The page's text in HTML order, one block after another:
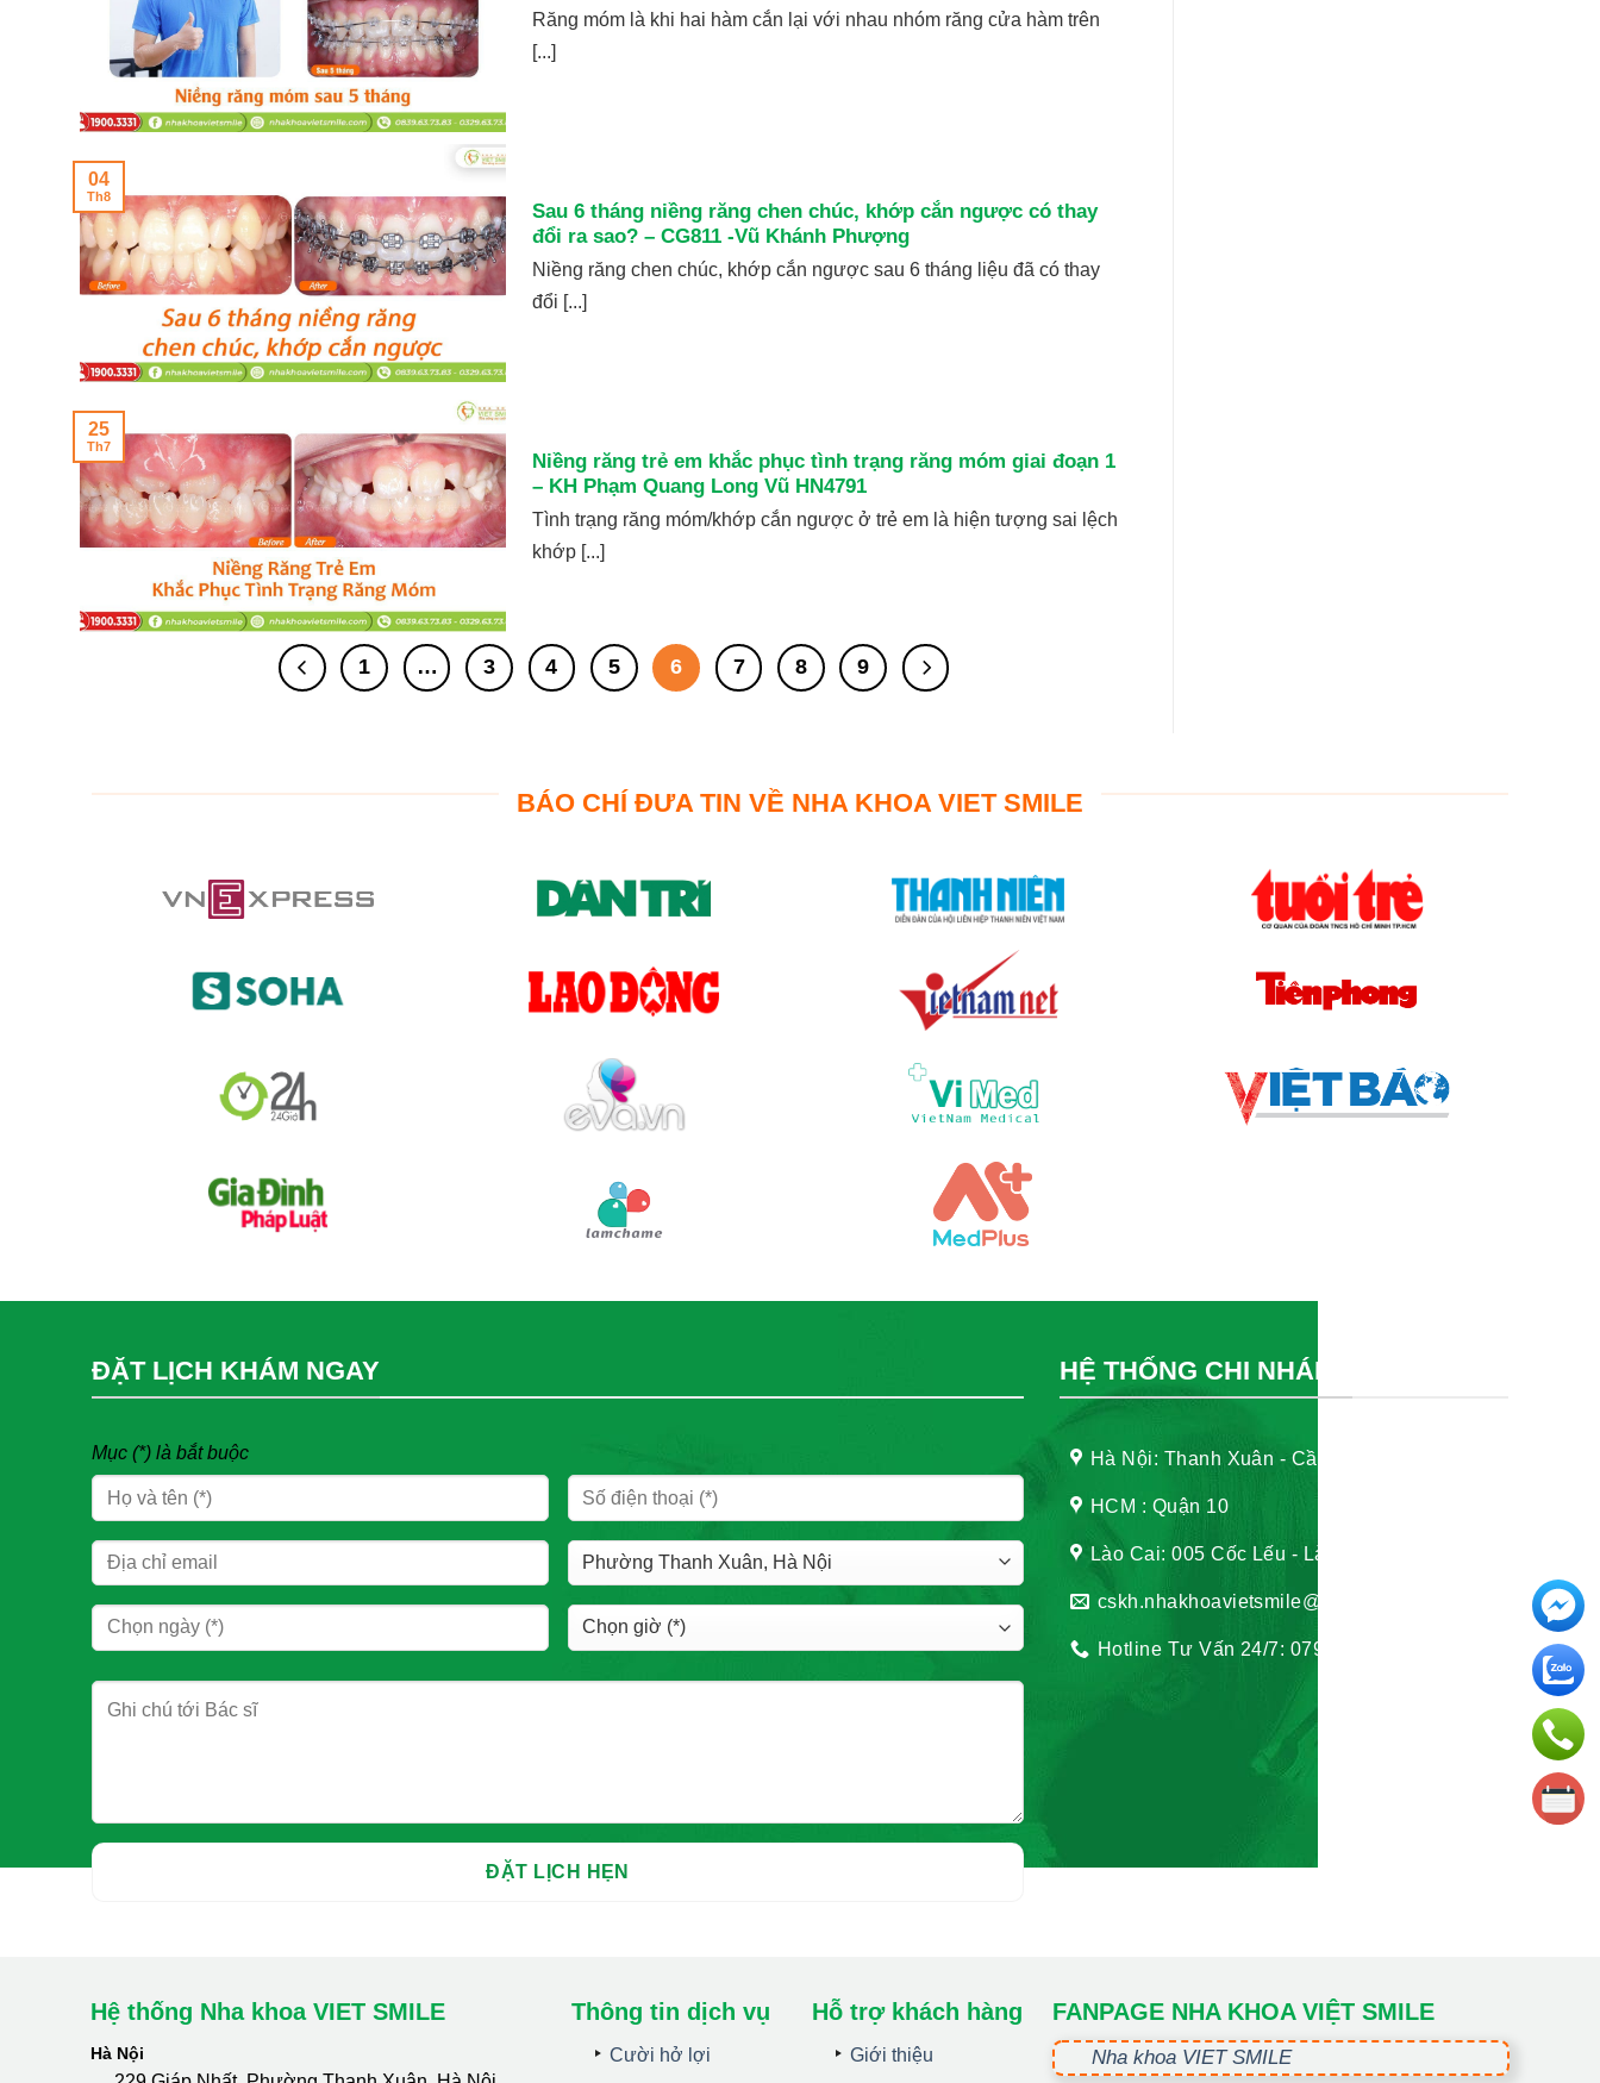
Răng móm là khi hai hàm cắn lại với nhau nhóm răng cửa hàm trên
[...]
Sau 6 tháng niềng răng chen chúc, khớp cắn ngược có thay
đổi ra sao? – CG811 -Vũ Khánh Phượng
Niềng răng chen chúc, khớp cắn ngược sau 6 tháng liệu đã có thay
đổi [...]
04
Th8
Niềng răng trẻ em khắc phục tình trạng răng móm giai đoạn 1
– KH Phạm Quang Long Vũ HN4791
Tình trạng răng móm/khớp cắn ngược ở trẻ em là hiện tượng sai lệch
khớp [...]
25
Th7
1 … 3 4 5 6 7 8 9
BÁO CHÍ ĐƯA TIN VỀ NHA KHOA VIET SMILE
ĐẶT LỊCH KHÁM NGAY
Mục (*) là bắt buộc
HỆ THỐNG CHI NHÁNH
Hà Nội: Thanh Xuân - Cầu Giấy
HCM : Quận 10
Lào Cai: 005 Cốc Lếu - Lào Cai
cskh.nhakhoavietsmile@gmail.com
Hotline Tư Vấn 24/7: 0796 111 888
Hệ thống Nha khoa VIET SMILE
Hà Nội
Thông tin dịch vụ
Cười hở lợi
Hỗ trợ khách hàng
Giới thiệu
FANPAGE NHA KHOA VIỆT SMILE
Nha khoa VIET SMILE